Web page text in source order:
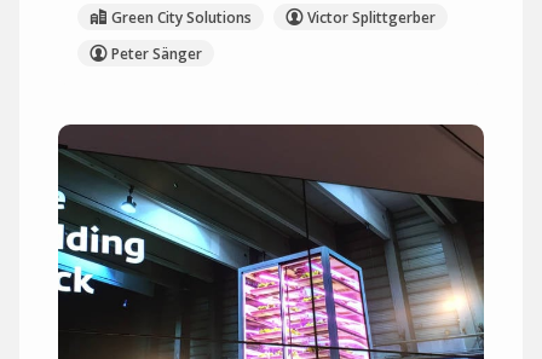
Green City Solutions
Victor Splittgerber
Peter Sänger